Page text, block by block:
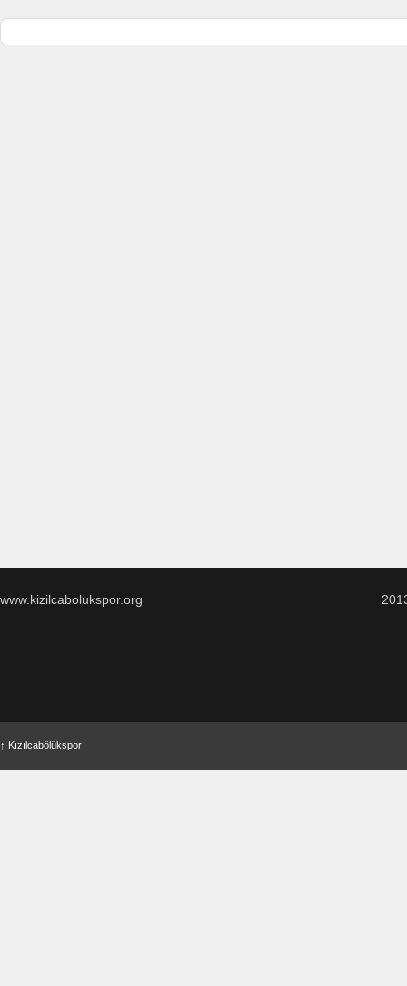
www.kizilcabolukspor.org
↑ Kızılcabölükspor